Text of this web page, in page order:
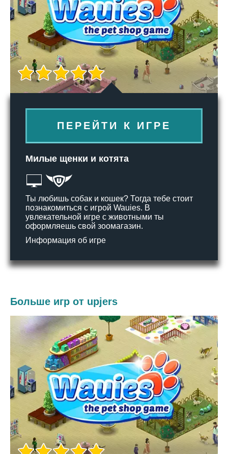
ПЕРЕЙТИ К ИГРЕ
Милые щенки и котята
Ты любишь собак и кошек? Тогда тебе стоит
познакомиться с игрой Wauies. В
увлекательной игре с животными ты
оформляешь свой зоомагазин.
Информация об игре
Больше игр от upjers